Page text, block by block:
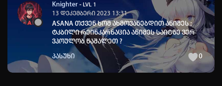
Knighter - LVL 1
13 დეკემბერი 2023 13:31
ASANA თქვენ ხომ ახმოვანებდით ანიმეს :
ტკბილი რეინკარნაცია ანიმეს საიტზე ვერ
ვპოულობ წაშალეთ ?
პასუხი 0